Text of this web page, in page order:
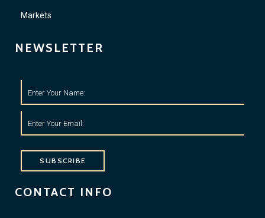
Markets
NEWSLETTER
SUBSCRIBE
CONTACT INFO